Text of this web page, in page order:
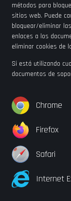
métodos para
sitios web. Puede
bloquear/eliminar
enlaces a los
eliminar cookies de
Si está utilizando
documentos de
Chrome
Firefox
Safari
Internet